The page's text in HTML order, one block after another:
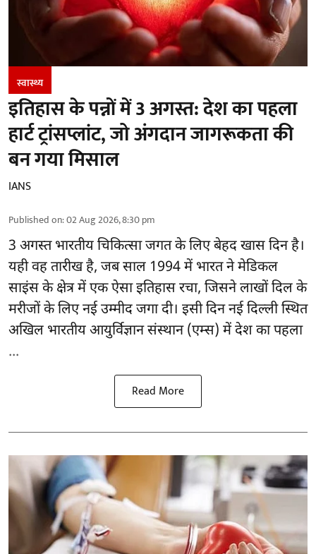
स्वास्थ्य
इतिहास के पन्नों में 3 अगस्त: देश का पहला
हार्ट ट्रांसप्लांट​, जो अंगदान जागरूकता की
बन गया मिसाल
IANS
Published on:02 Aug 2026, 8:30 pm
3 अगस्त भारतीयचिकित्साजगत के लिए बेहद खास दिन है।
यही वह तारीख है, जब साल 1994 में भारत ने मेडिकल
साइंस के क्षेत्र में एक ऐसा इतिहास रचा, जिसने लाखों दिल के
मरीजों के लिए नई उम्मीद जगा दी। इसी दिन नई दिल्ली स्थित
अखिल भारतीय आयुर्विज्ञान संस्थान (एम्स) में देश का पहला
...
Read More